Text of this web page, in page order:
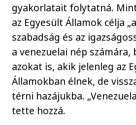
gyakorlatait folytatná.
az Egyesült Államok célja
szabadság és az
a venezuelai nép számára,
azokat is, akik jelenleg az
Államokban élnek, de
térni hazájukba.
tette hozzá.